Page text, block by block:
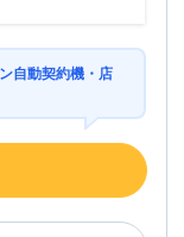
自動契約機・店